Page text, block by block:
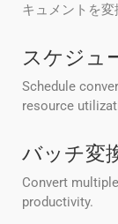
キュメントを変
スケジュ
Schedule
resource
バッチ変
Convert
productivity.